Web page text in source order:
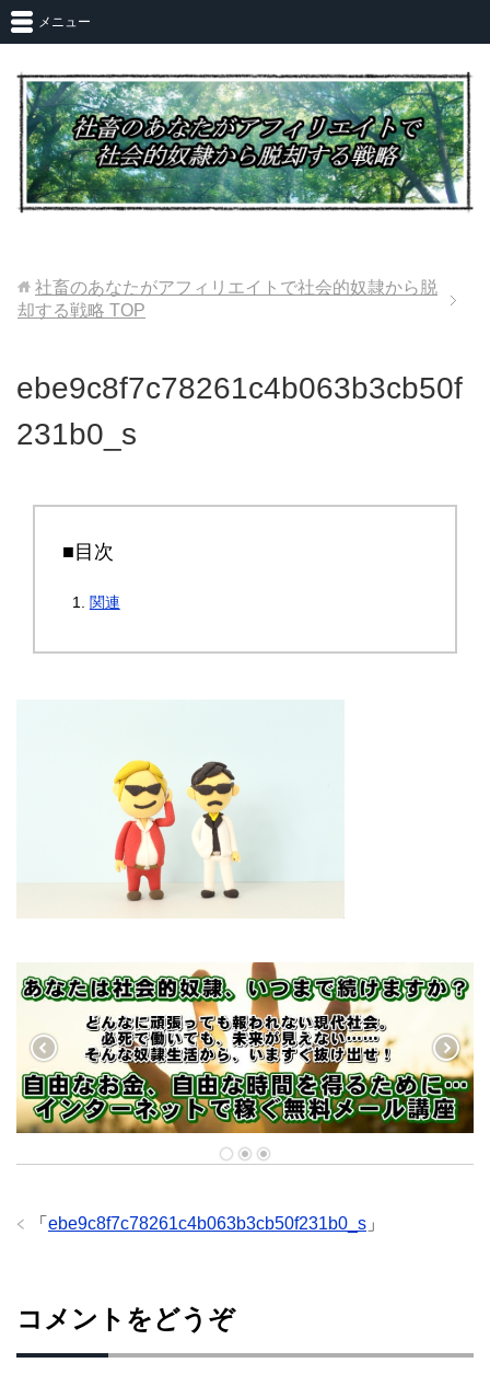
メニュー
社畜のあなたがアフィリエイトで社会的奴隷から脱
却する戦略 TOP
ebe9c8f7c78261c4b063b3cb50f
231b0_s
■目次
関連
「 ebe9c8f7c78261c4b063b3cb50f231b0_s 」
コメントをどうぞ